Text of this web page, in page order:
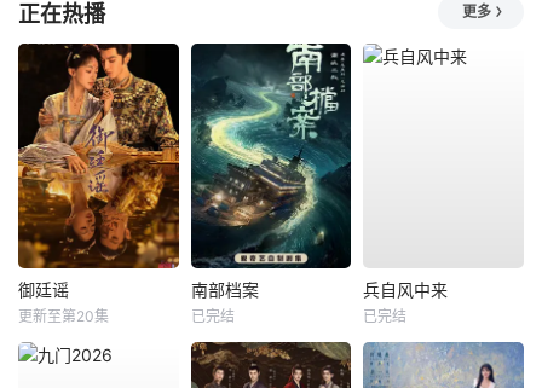
正在热播 更多
御廷谣
更新至第20集
南部档案
已完结
兵自风中来
已完结